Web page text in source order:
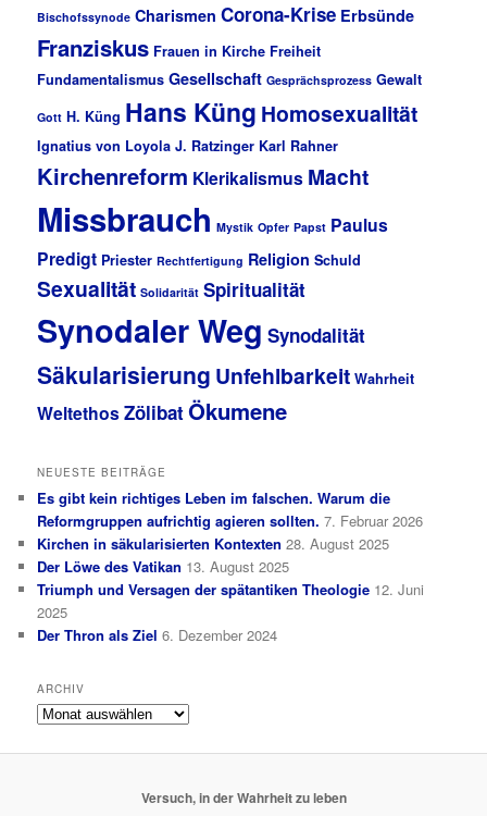
Bischofssynode Charismen Corona-Krise Erbsünde
Franziskus Frauen in Kirche Freiheit
Fundamentalismus Gesellschaft Gesprächsprozess Gewalt
Gott H. Küng Hans Küng Homosexualität
Ignatius von Loyola J. Ratzinger Karl Rahner
Kirchenreform Klerikalismus Macht
Missbrauch Mystik Opfer Papst Paulus
Predigt Priester Rechtfertigung Religion Schuld
Sexualität Solidarität Spiritualität
Synodaler Weg Synodalität
Säkularisierung Unfehlbarkeit Wahrheit
WeltethosZölibatÖkumene
NEUESTE BEITRÄGE
Es gibt kein richtiges Leben im falschen. Warum die
Reformgruppen aufrichtig agieren sollten. 7. Februar 2026
Kirchen in säkularisierten Kontexten 28. August 2025
Der Löwe des Vatikan 13. August 2025
Triumph und Versagen der spätantiken Theologie 12. Juni
2025
Der Thron als Ziel 6. Dezember 2024
ARCHIV
Archiv
Versuch, in der Wahrheit zu leben